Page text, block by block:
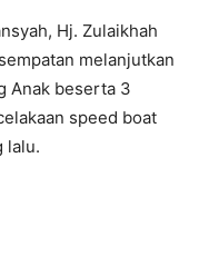
Hj. Zulaikhah
melanjutkan
Anak beserta 3
speed boat
lalu.